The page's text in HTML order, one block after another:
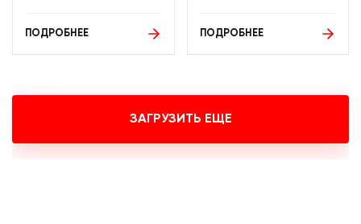
ПОДРОБНЕЕ ПОДРОБНЕЕ
ЗАГРУЗИТЬ ЕЩЕ